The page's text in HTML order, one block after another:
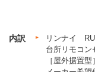
内訳
リンナイ
台所リモコン
［屋外据置